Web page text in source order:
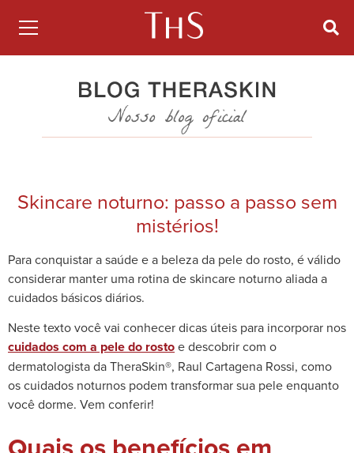
Skincare noturno: passo a passo sem
mistérios!
Para conquistar a saúde e a beleza da pele do rosto, é válido
considerar manter uma rotina de skincare noturno aliada a
cuidados básicos diários.
Neste texto você vai conhecer dicas úteis para incorporar nos
cuidados com a pele do rostoe descobrir com o
dermatologista da TheraSkin®, Raul Cartagena Rossi, como
os cuidados noturnos podem transformar sua pele enquanto
você dorme. Vem conferir!